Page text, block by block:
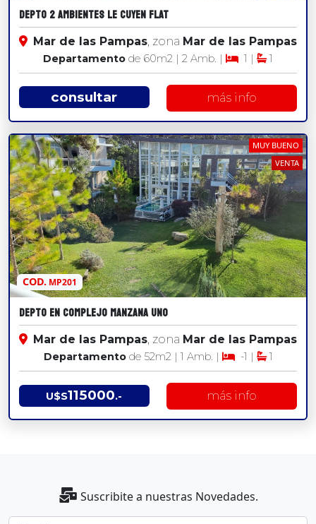
DEPTO 2 AMBIENTES LE CUYEN FLAT
Mar de las Pampas , zona Mar de las Pampas
Departamento | 2 Amb. | 1 |
consultar
COD.MP201
MUY BUENO
VENTA
DEPTO EN COMPLEJO MANZANA UNO
Mar de las Pampas , zona Mar de las Pampas
Departamento | 1 Amb. | -1 |
U$S115000.-
Suscribite a nuestras Novedades.